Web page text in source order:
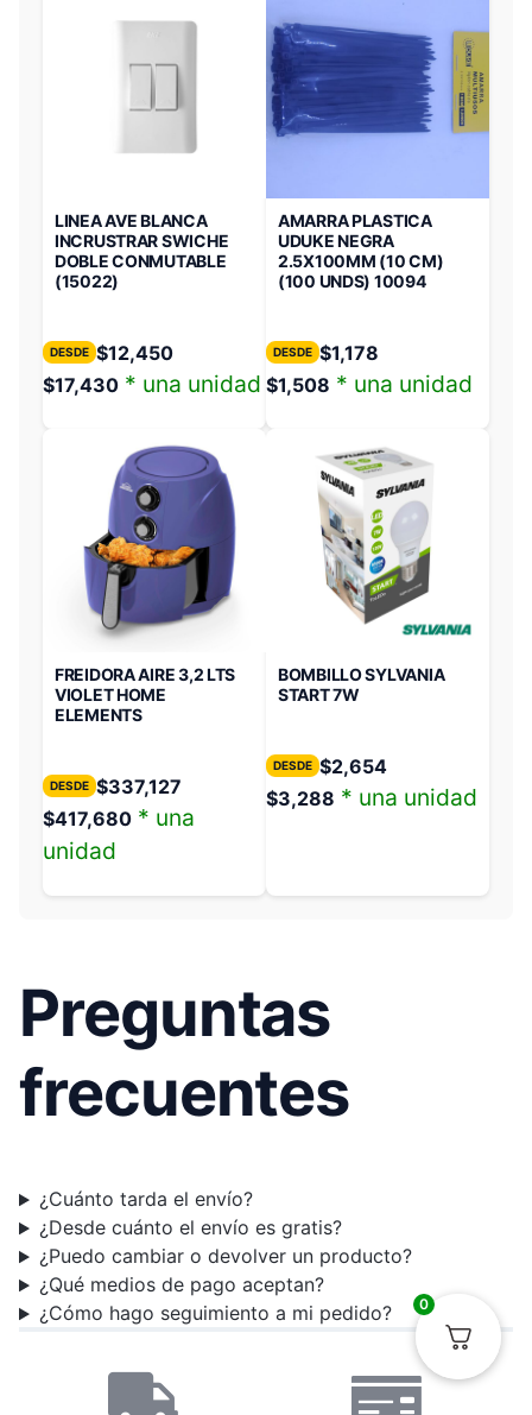
LINEA AVE BLANCA
INCRUSTRAR SWICHE
DOBLE CONMUTABLE
(15022)
DESDE $12,450
$17,430 * una unidad
AMARRA PLASTICA
UDUKE NEGRA
2.5X100MM (10 CM)
(100 UNDS) 10094
DESDE $1,178
$1,508 * una unidad
FREIDORA AIRE 3,2 LTS
VIOLET HOME
ELEMENTS
DESDE $337,127
$417,680 * una
unidad
BOMBILLO SYLVANIA
START 7W
DESDE $2,654
$3,288 * una unidad
Preguntas
frecuentes
¿Cuánto tarda el envío?
¿Desde cuánto el envío es gratis?
¿Puedo cambiar o devolver un producto?
¿Qué medios de pago aceptan?
¿Cómo hago seguimiento a mi pedido?
0